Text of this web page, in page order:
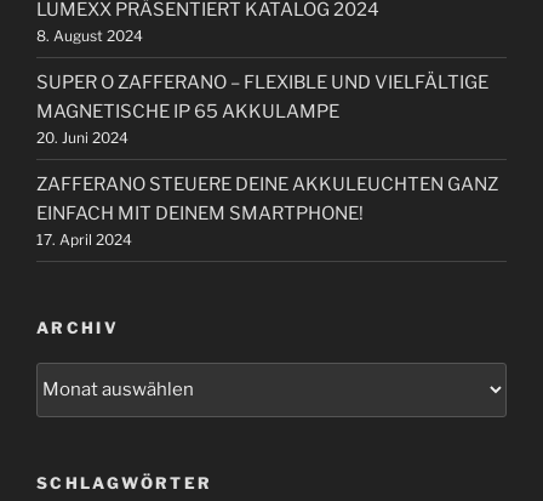
o
n
LUMEXX PRÄSENTIERT KATALOG 2024
8. August 2024
SUPER O ZAFFERANO – FLEXIBLE UND VIELFÄLTIGE
MAGNETISCHE IP 65 AKKULAMPE
20. Juni 2024
ZAFFERANO STEUERE DEINE AKKULEUCHTEN GANZ
EINFACH MIT DEINEM SMARTPHONE!
17. April 2024
ARCHIV
iSCHLAGWÖRTER